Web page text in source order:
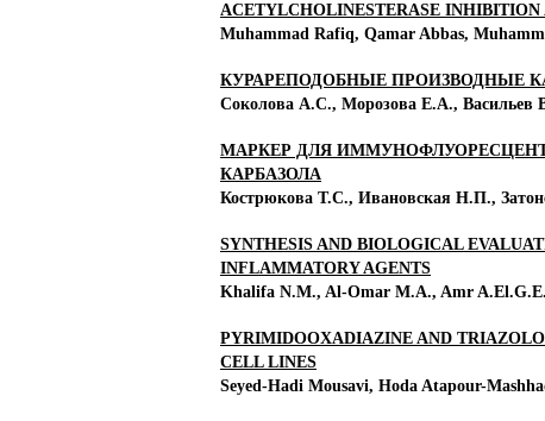
ACETYLCHOLINESTERASE
Muhammad Rafiq, Qamar Abbas,
КУРАРЕПОДОБНЫЕ ПРОИЗВОДНЫЕ
Соколова А.С., Морозова E.А., Васильев
МАРКЕР ДЛЯ
КАРБАЗОЛА
Кострюкова Т.С., Ивановская Н.П.,
SYNTHESIS AND BIOLOGICAL
INFLAMMATORY AGENTS
Khalifa N.M., Al-Omar M.A., Amr
PYRIMIDOOXADIAZINE AND
CELL LINES
Seyed-Hadi Mousavi, Hoda Atapour-